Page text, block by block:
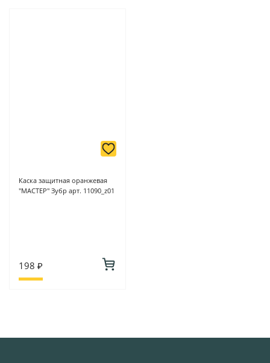
Каска защитная оранжевая
"МАСТЕР" Зубр арт. 11090_z01
198 ₽